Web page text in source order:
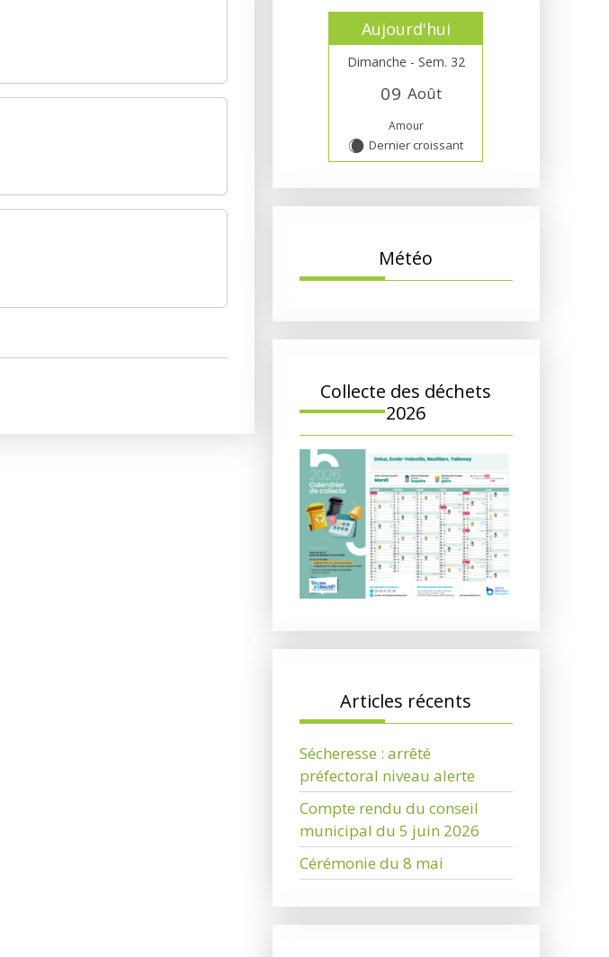
Aujourd'hui
Dimanche - Sem. 32
09 Août
Amour
X Dernier croissant
Météo
Collecte des déchets
2026
Articles récents
Sécheresse : arrêté
préfectoral niveau alerte
Compte rendu du conseil
municipal du 5 juin 2026
Cérémonie du 8 mai